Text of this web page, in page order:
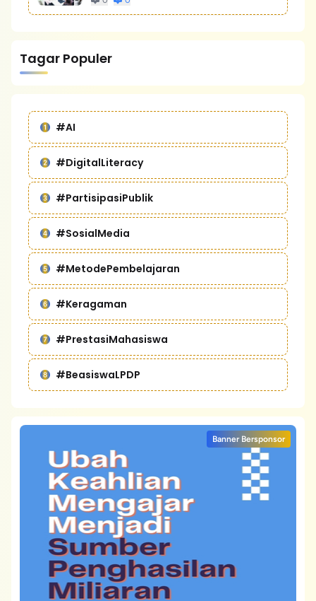
Tagar Populer
#AI
#DigitalLiteracy
#PartisipasiPublik
#SosialMedia
#MetodePembelajaran
#Keragaman
#PrestasiMahasiswa
#BeasiswaLPDP
Banner Bersponsor